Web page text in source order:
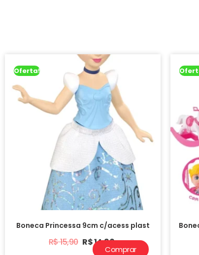
Oferta!
Boneca Princessa 9cm c/acess plast
R$15,90 R$14,90
Comprar